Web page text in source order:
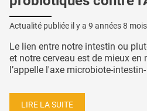
Actualité publiée il y a 9 années 8 mois
Le lien entre notre intestin ou
et notre cerveau est de mieux en
l’appelle l'axe microbiote-intestin-
LIRE LA SUITE